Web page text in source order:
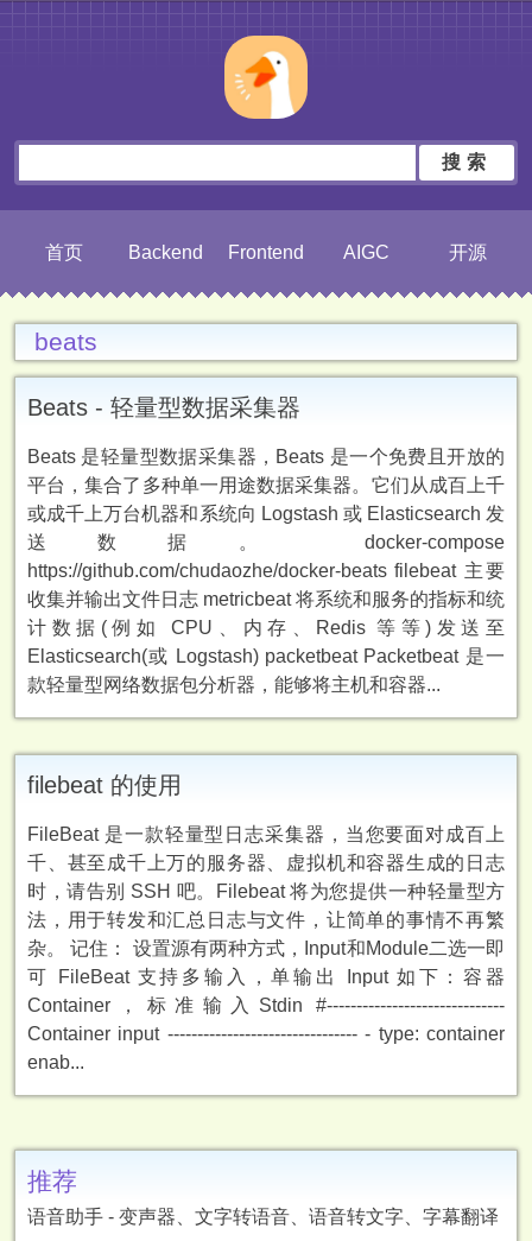
搜索
首页 Backend Frontend AIGC 开源
beats
Beats - 轻量型数据采集器
Beats 是轻量型数据采集器，Beats 是一个免费且开放的
平台，集合了多种单一用途数据采集器。它们从成百上千
或成千上万台机器和系统向 Logstash 或 Elasticsearch 发
送数据。 docker-compose
https://github.com/chudaozhe/docker-beats filebeat 主要
收集并输出文件日志 metricbeat 将系统和服务的指标和统
计数据(例如 CPU、内存、Redis 等等)发送至
Elasticsearch(或 Logstash) packetbeat Packetbeat 是一
款轻量型网络数据包分析器，能够将主机和容器...
filebeat 的使用
FileBeat 是一款轻量型日志采集器，当您要面对成百上
千、甚至成千上万的服务器、虚拟机和容器生成的日志
时，请告别 SSH 吧。Filebeat 将为您提供一种轻量型方
法，用于转发和汇总日志与文件，让简单的事情不再繁
杂。 记住： 设置源有两种方式，Input和Module二选一即
可 FileBeat 支持多输入，单输出 Input 如下：容器
Container，标准输入Stdin #------------------------------
Container input -------------------------------- - type: container
enab...
推荐
语音助手 - 变声器、文字转语音、语音转文字、字幕翻译